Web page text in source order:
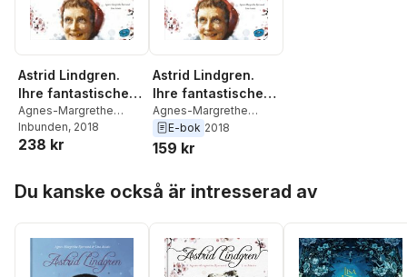
Astrid Lindgren.
Ihre fantastische
Geschichte
Agnes-Margrethe
Bjorvand
Inbunden, 2018
238 kr
Astrid Lindgren.
Ihre fantastische
Geschichte
Agnes-Margrethe
Bjorvand
E-bok 2018
159 kr
Du kanske också är intresserad av